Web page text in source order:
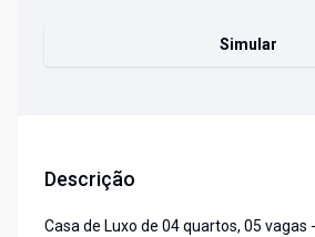
Simular
Descrição
Casa de Luxo de 04 quartos, 05 vagas